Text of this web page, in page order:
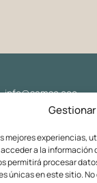
mejores experiencias,
a la
permitirá procesar
únicas en este sitio.
info@samso.eco
Segueix-nos
Av. del Marquès de
LEGAL POLÍTICA DE